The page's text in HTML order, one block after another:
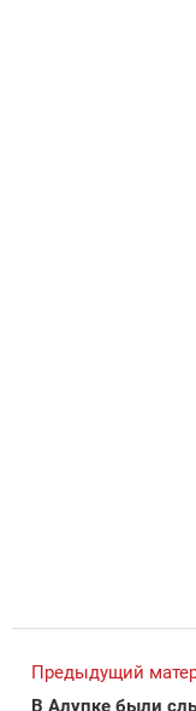
Предыдущий
В Алупке были